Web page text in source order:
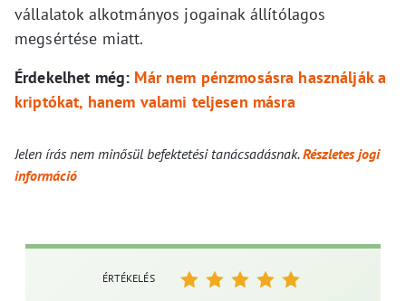
vállalatok alkotmányos jogainak állítólagos
megsértése miatt.
Érdekelhet még: Már nem pénzmosásra használják a
kriptókat, hanem valami teljesen másra
Jelen írás nem minősül befektetési tanácsadásnak.Részletes jogi
információ
ÉRTÉKELÉS